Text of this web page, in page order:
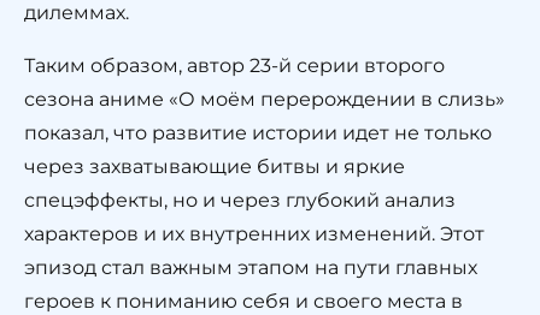
дилеммах.
Таким образом, автор 23-й серии второго
сезона аниме «О моём перерождении в слизь»
показал, что развитие истории идет не только
через захватывающие битвы и яркие
спецэффекты, но и через глубокий анализ
характеров и их внутренних изменений. Этот
эпизод стал важным этапом на пути главных
героев к пониманию себя и своего места в